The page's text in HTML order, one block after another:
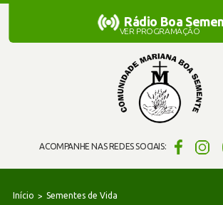
ACOMPANHE NAS REDES SOCIAIS:
Rádio Boa
Rádio Boa
VER PROGRAMAÇÃO
Início Sementes de Vida